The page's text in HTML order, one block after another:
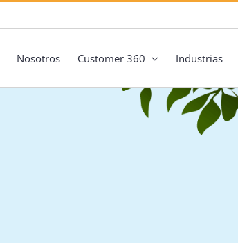
Nosotros Customer 360 Industrias